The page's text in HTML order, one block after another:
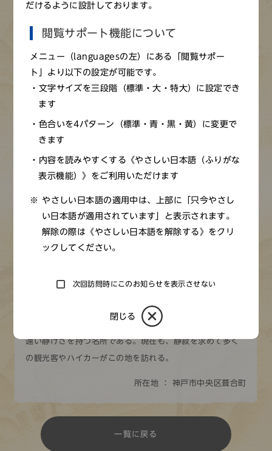
布引の滝は、雌滝（めんだき）、鼓（つづみ）滝（鼓ガ
である。『摂津名所図会』に「岩面を流れ落つる事、白布
を曝（さら）すに似たり」と記されているように、200ｍ
ほどの間に連続して流れる様が白布のように見えるため、
で紹介されている。1872（明治5）年にはこの滝を詠んだ
和歌36首を選び、歌碑が立てられた。
新神戸駅から徒歩15分の場所にあるが、都会の喧騒とは程
遠い静けさを持つ名所である。現在も、静寂を求めて多く
の観光客やハイカーがこの地を訪れる。
所在地 ： 神戸市中央区葺合町
一覧に戻る
だけるように設計しております。
閲覧サポート機能について
メニュー（languagesの左）にある「閲覧サポー
ト」より以下の設定が可能です。
文字サイズを三段階（標準・大・特大）に設定でき
ます
色合いを4パターン（標準・青・黒・黄）に変更で
きます
内容を読みやすくする《やさしい日本語（ふりがな
表示機能）》をご利用いただけます
やさしい日本語の適用中は、上部に「只今やさし
い日本語が適用されています」と表示されます。
解除の際は《やさしい日本語を解除する》をクリ
ックしてください。
次回訪問時にこのお知らせを表示させない
閉じる